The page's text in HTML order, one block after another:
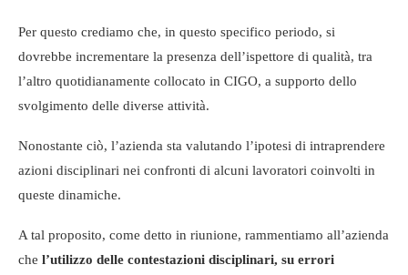
Per questo crediamo che, in questo specifico periodo, si
dovrebbe incrementare la presenza dell’ispettore di qualità, tra
l’altro quotidianamente collocato in CIGO, a supporto dello
svolgimento delle diverse attività.
Nonostante ciò, l’azienda sta valutando l’ipotesi di intraprendere
azioni disciplinari nei confronti di alcuni lavoratori coinvolti in
queste dinamiche.
A tal proposito, come detto in riunione, rammentiamo all’azienda
che l’utilizzo delle contestazioni disciplinari, su errori